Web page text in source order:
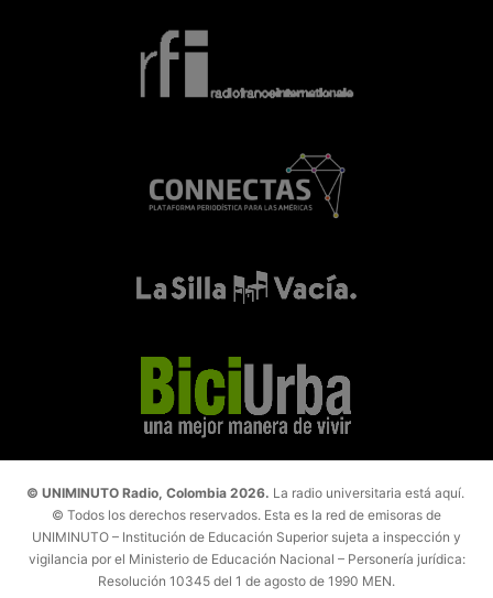
© UNIMINUTO Radio, Colombia 2026. La radio universitaria está aquí.
© Todos los derechos reservados. Esta es la red de emisoras de
UNIMINUTO – Institución de Educación Superior sujeta a inspección y
vigilancia por el Ministerio de Educación Nacional – Personería jurídica:
Resolución 10345 del 1 de agosto de 1990 MEN.